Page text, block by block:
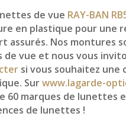
de vue RAY-BAN
en plastique pour une
assurés. Nos montures
de vue et nous vous
si vous souhaitez une
Surwww.lagarde-
60 marques de lunettes
de lunettes !